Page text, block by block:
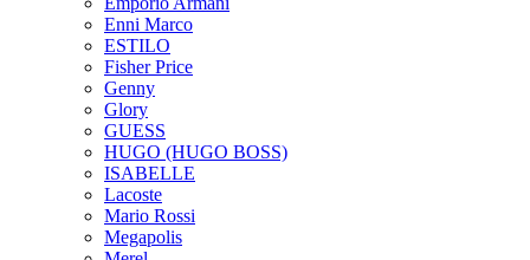
Enni Marco
ESTILO
Fisher Price
Genny
Glory
GUESS
HUGO (HUGO BOSS)
ISABELLE
Lacoste
Mario Rossi
Megapolis